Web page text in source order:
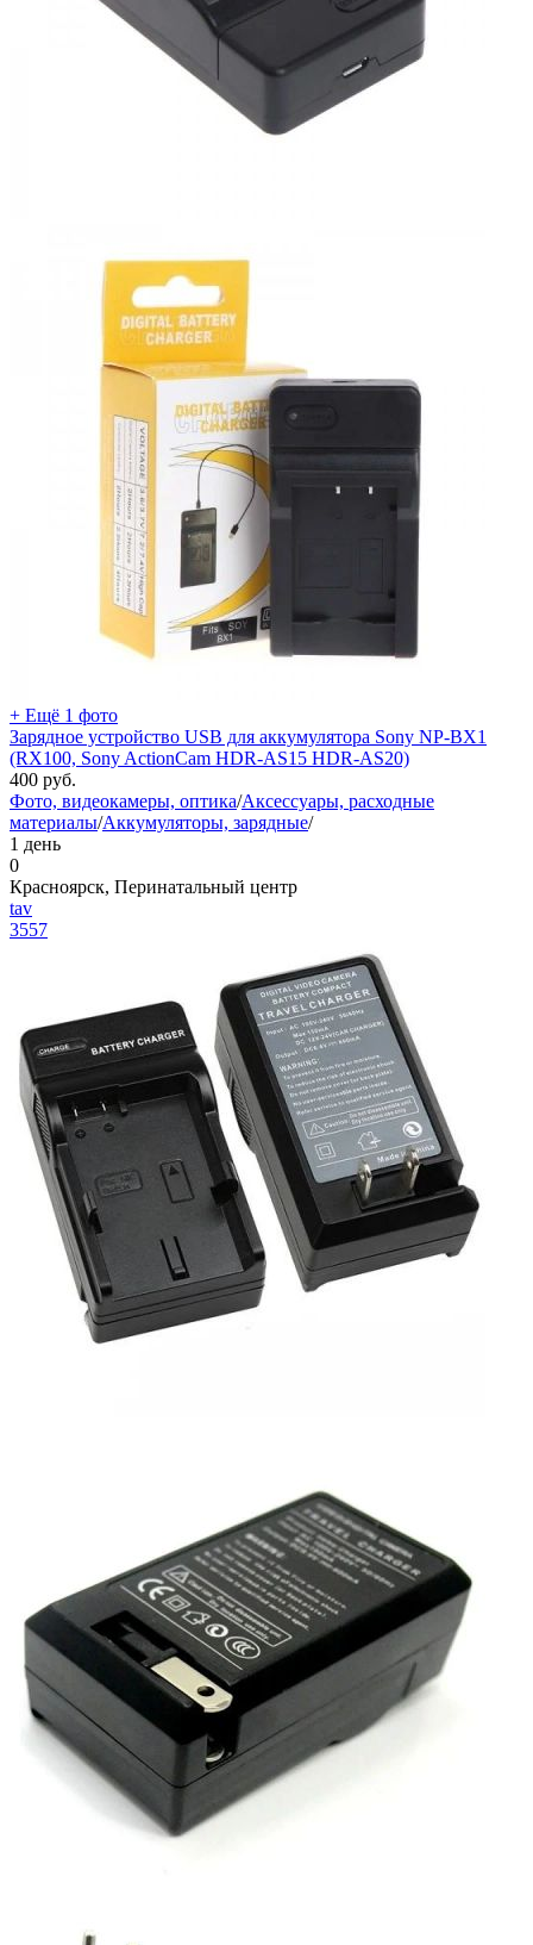
+ Ещё 1 фото
Зарядное устройство USB для аккумулятора Sony NP-BX1
(RX100, Sony ActionCam HDR-AS15 HDR-AS20)
400 руб.
Фото, видеокамеры, оптика/Аксессуары, расходные
материалы/Аккумуляторы, зарядные/
1 день
0
Красноярск, Перинатальный центр
tav
3557